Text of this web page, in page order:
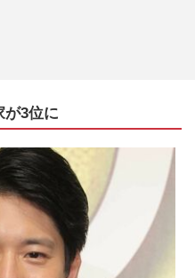
が3位に